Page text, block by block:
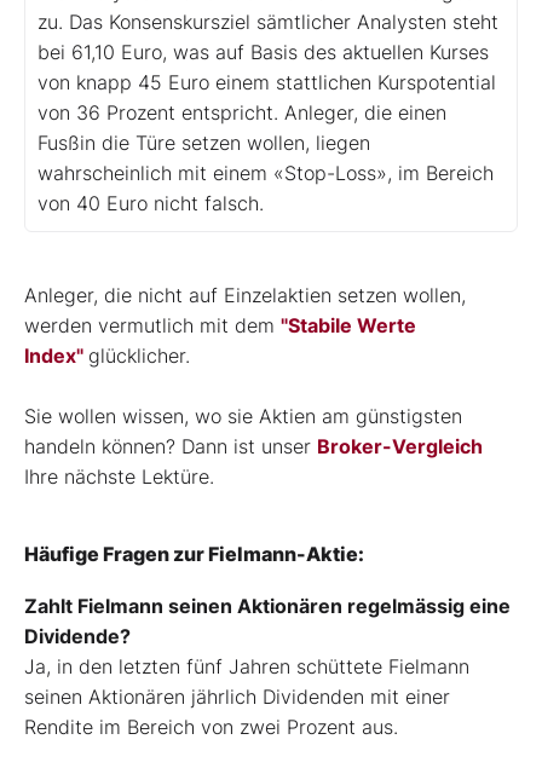
zu. Das Konsenskursziel sämtlicher Analysten steht
bei 61,10 Euro, was auf Basis des aktuellen Kurses
von knapp 45 Euro einem stattlichen Kurspotential
von 36 Prozent entspricht. Anleger, die einen
Fusßin die Türe setzen wollen, liegen
wahrscheinlich mit einem «Stop-Loss», im Bereich
von 40 Euro nicht falsch.
Anleger, die nicht auf Einzelaktien setzen wollen,
werden vermutlich mit dem "Stabile Werte
Index" glücklicher.
Sie wollen wissen, wo sie Aktien am günstigsten
handeln können? Dann ist unser Broker-Vergleich
Ihre nächste Lektüre.
Häufige Fragen zur Fielmann-Aktie:
Zahlt Fielmann seinen Aktionären regelmässig eine
Dividende?
Ja, in den letzten fünf Jahren schüttete Fielmann
seinen Aktionären jährlich Dividenden mit einer
Rendite im Bereich von zwei Prozent aus.